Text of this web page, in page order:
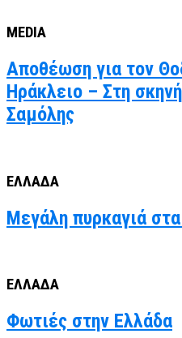
MEDIA
Αποθέωση για τον
Ηράκλειο – Στη
Σαμόλης
ΕΛΛΑΔΑ
Μεγάλη πυρκαγιά
ΕΛΛΑΔΑ
Φωτιές στην Ελλάδα